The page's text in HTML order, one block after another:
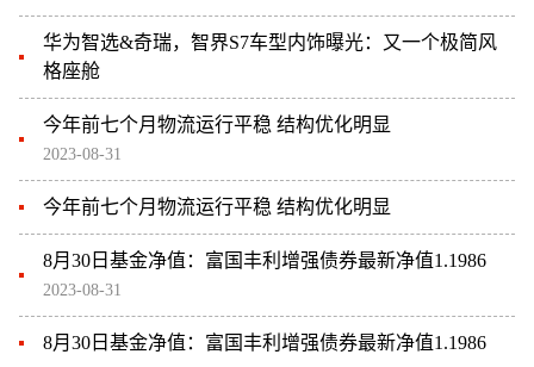
华为智选&奇瑞，智界S7车型内饰曝光：又一个极简风
格座舱
今年前七个月物流运行平稳 结构优化明显
2023-08-31
今年前七个月物流运行平稳 结构优化明显
8月30日基金净值：富国丰利增强债券最新净值1.1986
2023-08-31
8月30日基金净值：富国丰利增强债券最新净值1.1986